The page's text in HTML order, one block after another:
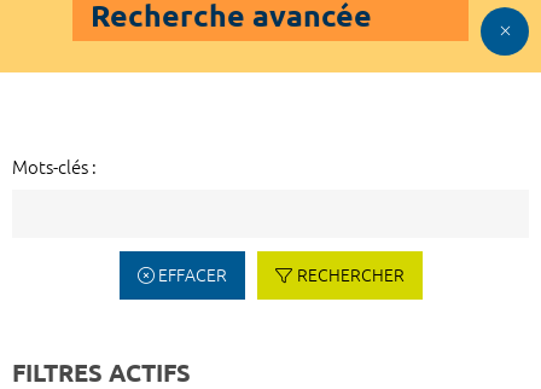
Recherche avancée
Mots-clés :
EFFACER RECHERCHER
FILTRES ACTIFS